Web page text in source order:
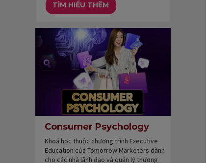
Khoá học thuộc chương trình Executive
Education của Tomorrow Marketers dành
cho các nhà lãnh đạo và quản lý thương
Consumer Psychology
TÌM HIỂU THÊM